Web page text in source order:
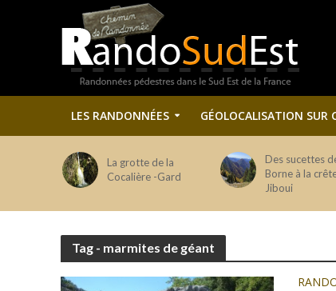
LES RANDONNÉES GÉOLOCALISATION SUR
La grotte de la
Cocalière -Gard
Des sucettes
Borne à la
Jiboui
Tag - marmites de géant